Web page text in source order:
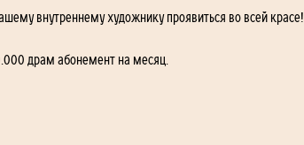
внутреннему художнику проявиться во всей красе!
драм абонемент на месяц.